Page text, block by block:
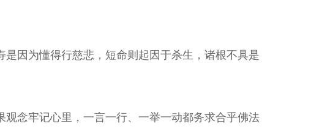
因为懂得行慈悲，短命则起因于杀生，诸根不具是
念牢记心里，一言一行、一举一动都务求合乎佛法